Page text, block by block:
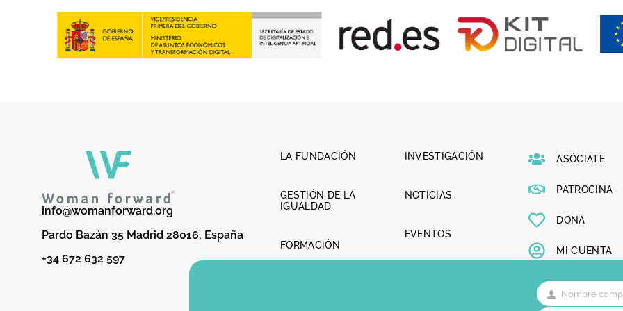
info@womanforward.org
Pardo Bazán 35 Madrid 28016, España
+34 672 632 597
LA FUNDACIÓN
GESTIÓN DE LA
IGUALDAD
FORMACIÓN
INVESTIGACIÓN
NOTICIAS
EVENTOS
ASÓCIATE
PATROCINA
DONA
MI CUENTA
NombreNombre